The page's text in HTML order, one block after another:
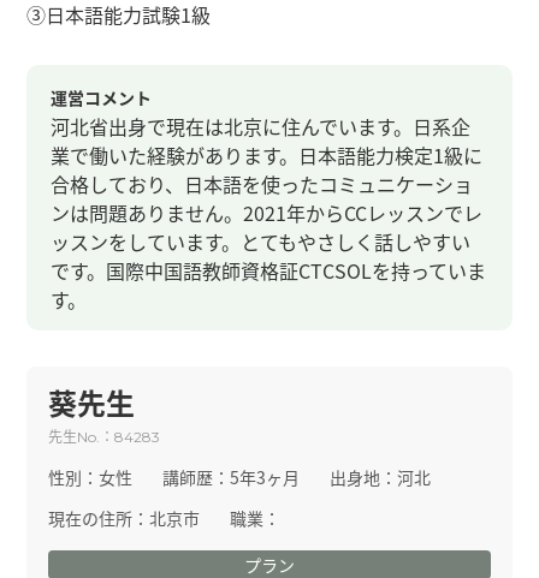
③日本語能力試験1級
運営コメント
河北省出身で現在は北京に住んでいます。日系企
業で働いた経験があります。日本語能力検定1級に
合格しており、日本語を使ったコミュニケーショ
ンは問題ありません。2021年からCCレッスンでレ
ッスンをしています。とてもやさしく話しやすい
です。国際中国語教師資格証CTCSOLを持っていま
す。
葵先生
先生No. ：84283
性別：女性 講師歴：5年3ヶ月 出身地：河北
現在の住所：北京市
職業：
プラン